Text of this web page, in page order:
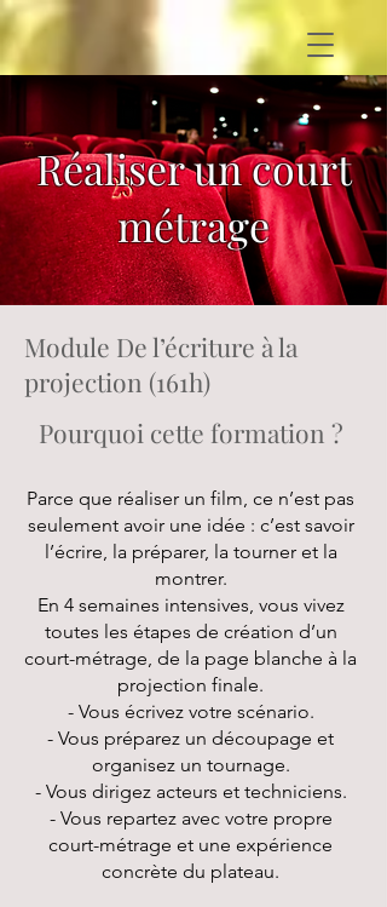
Réaliser un court
métrage
Module De l’écriture à la
projection (161h)
Pourquoi cette formation ?
Parce que réaliser un film, ce n’est pas
seulement avoir une idée : c’est savoir
l’écrire, la préparer, la tourner et la
montrer.
En 4 semaines intensives, vous vivez
toutes les étapes de création d’un
court-métrage, de la page blanche à la
projection finale.
- Vous écrivez votre scénario.
- Vous préparez un découpage et
organisez un tournage.
- Vous dirigez acteurs et techniciens.
- Vous repartez avec votre propre
court-métrage et une expérience
concrète du plateau.